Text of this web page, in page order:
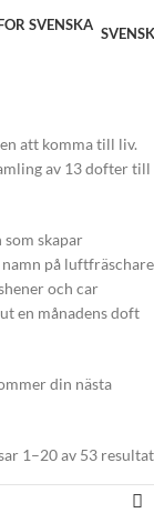
att komma till liv.
av 13 dofter till
skapar
på luftfräschare
och car
en månadens doft
din nästa
1–20 av 53 resultat